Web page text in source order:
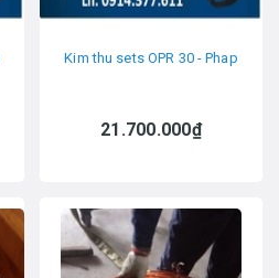
Kim thu sets OPR 30 - Phap
21.700.000₫